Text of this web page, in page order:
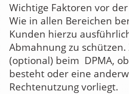
Wichtige Faktoren vor
Wie in allen Bereichen
Kunden hierzu
Abmahnung zu
(optional) beim DPMA,
besteht oder eine
Rechtenutzung vorliegt.